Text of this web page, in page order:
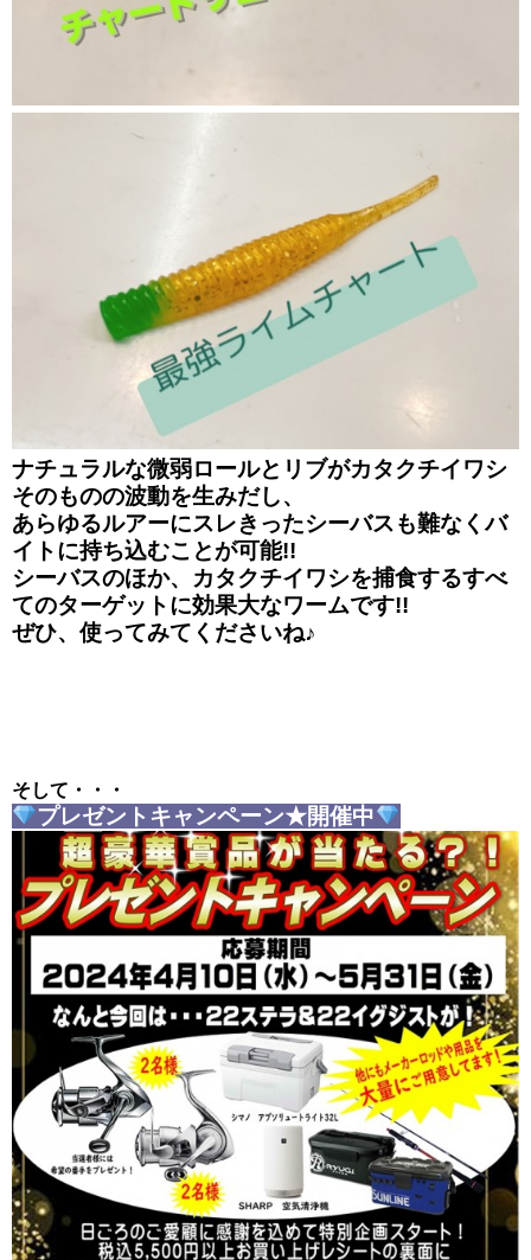
ナチュラルな微弱ロールとリブがカタクチイワシ
そのものの波動を生みだし、
あらゆるルアーにスレきったシーバスも難なくバ
イトに持ち込むことが可能!!
シーバスのほか、カタクチイワシを捕食するすべ
てのターゲットに効果大なワームです!!
ぜひ、使ってみてくださいね♪
そして・・・
プレゼントキャンペーン★開催中